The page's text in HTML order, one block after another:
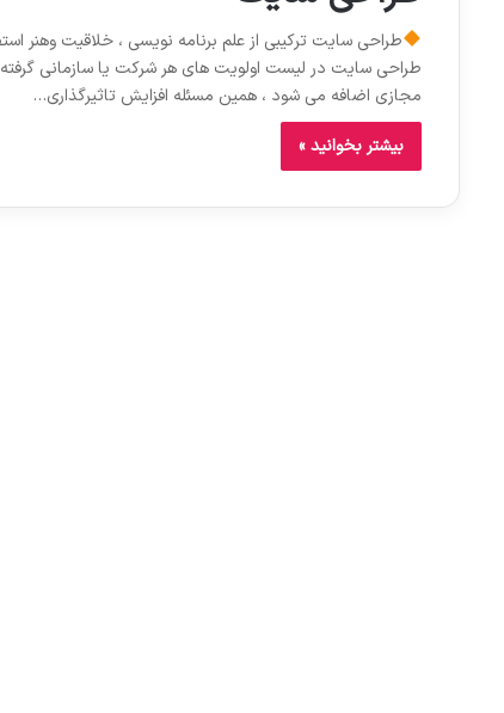
طراحی سایت ترکیبی از علم برنامه نویسی ، خلاقیت وهنر
طراحی سایت در لیست اولویت های هر شرکت یا سازمانی
مجازی اضافه می شود ، همین مسئله افزایش تاثیرگذاری…
بیشتر بخوانید »